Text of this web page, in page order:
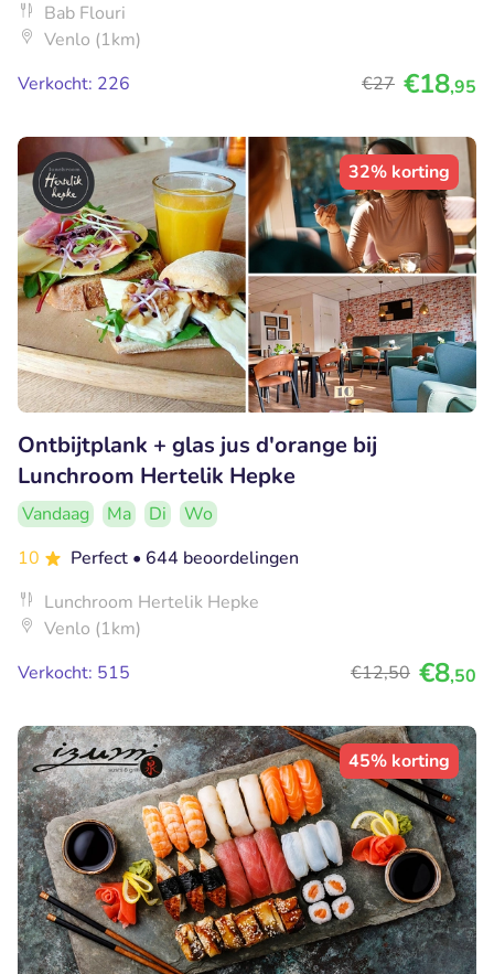
Bab Flouri
Venlo (1km)
Verkocht: 226
€27 €18,95
32% korting
Ontbijtplank + glas jus d'orange bij
Lunchroom Hertelik Hepke
Vandaag Ma Di
Wo
10
Perfect • 644 beoordelingen
Lunchroom Hertelik Hepke
Venlo (1km)
Verkocht: 515
€12,50 €8,50
45% korting